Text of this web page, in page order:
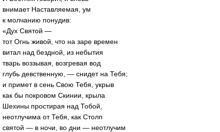
внимает Наставляемая, ум
к молчанию понудив:
«Дух Святой —
тот Огнь живой, что на заре времен
витал над бездной, из небытия
тварь воззывая, возгревая вод
глубь девственную, — снидет на Тебя;
и примет в сень Свою Тебя, укрыв
как бы покровом Скинии, крыла
Шехины простирая над Тобой,
неотлучима от Тебя, как Столп
святой — в ночи, во дни — неотлучим